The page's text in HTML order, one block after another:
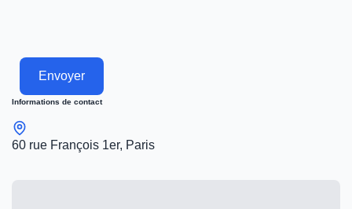
Envoyer
Informations de contact
60 rue François 1er, Paris